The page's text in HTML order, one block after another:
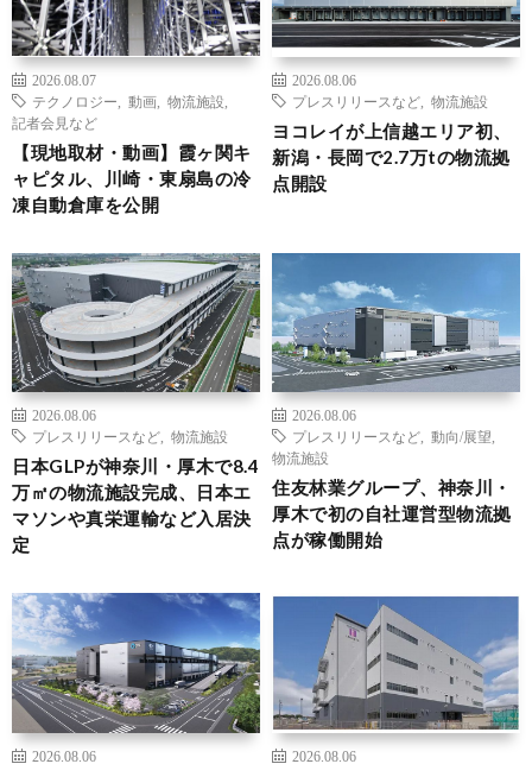
2026.08.07
テクノロジー
動画 物流施設
記者会見など
【現地取材・動画】霞ヶ関キ
ャピタル、川崎・東扇島の冷
凍自動倉庫を公開
2026.08.06
プレスリリースなど
物流施設
ヨコレイが上信越エリア初、
新潟・長岡で2.7万tの物流拠
点開設
2026.08.06
プレスリリースなど
物流施設
日本GLPが神奈川・厚木で8.4
万㎡の物流施設完成、日本エ
マソンや真栄運輸など入居決
定
2026.08.06
プレスリリースなど
動向/展望
物流施設
住友林業グループ、神奈川・
厚木で初の自社運営型物流拠
点が稼働開始
2026.08.06
2026.08.06